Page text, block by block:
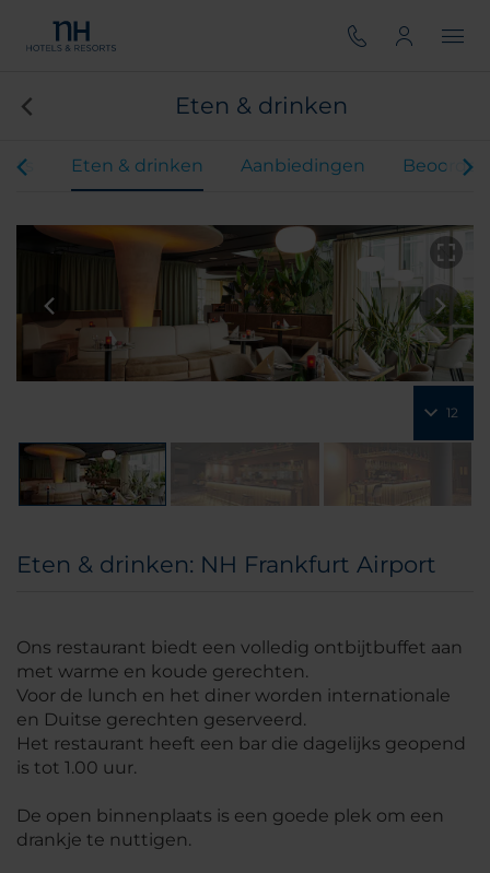
Eten & drinken
Eten & drinken Aanbiedingen
12
Eten & drinken: NH Frankfurt Airport
Ons restaurant biedt een volledig ontbijtbuffet aan
met warme en koude gerechten.
Voor de lunch en het diner worden internationale
en Duitse gerechten geserveerd.
Het restaurant heeft een bar die dagelijks geopend
is tot 1.00 uur.
De open binnenplaats is een goede plek om een
drankje te nuttigen.